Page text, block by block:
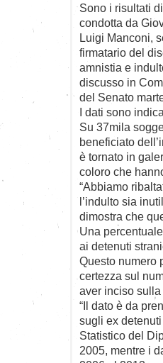
Sono i risultati
condotta da
Luigi Manconi,
firmatario del
amnistia e
discusso in
del Senato
I dati sono
Su 37mila
beneficiato
è tornato in
coloro che
“Abbiamo
l’indulto sia
dimostra che
Una
ai detenuti
Questo numero
certezza sul
aver inciso
“Il dato è da
sugli ex
Statistico del
2005, mentre i